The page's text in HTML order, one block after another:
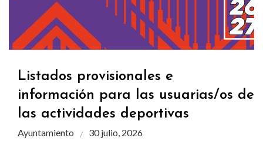
Listados provisionales e
información para las usuarias/os de
las actividades deportivas
Ayuntamiento 30 julio, 2026